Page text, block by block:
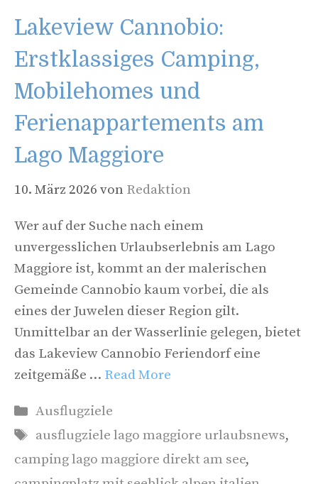
Lakeview Cannobio:
Erstklassiges Camping,
Mobilehomes und
Ferienappartements am
Lago Maggiore
10. März 2026 von Redaktion
Wer auf der Suche nach einem
unvergesslichen Urlaubserlebnis am Lago
Maggiore ist, kommt an der malerischen
Gemeinde Cannobio kaum vorbei, die als
eines der Juwelen dieser Region gilt.
Unmittelbar an der Wasserlinie gelegen, bietet
das Lakeview Cannobio Feriendorf eine
zeitgemäße … Read More
Kategorien
Ausflugziele
Schlagwörter
ausflugziele lago maggiore urlaubsnews,
camping lago maggiore direkt am see,